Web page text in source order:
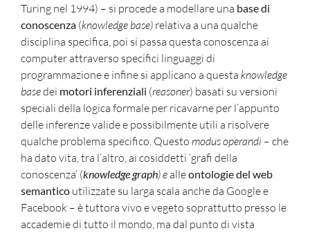
Turing nel 1994) – si procede a modellare una base di
conoscenza(knowledge base) relativa a una qualche
disciplina specifica, poi si passa questa conoscenza ai
computer attraverso specifici linguaggi di
programmazione e infine si applicano a questa knowledge
basedei motori inferenziali (reasoner) basati su versioni
speciali della logica formale per ricavarne per l’appunto
delle inferenze valide e possibilmente utili a risolvere
qualche problema specifico. Questo modus operandi– che
ha dato vita, tra l’altro, ai cosiddetti ‘grafi della
conoscenza’ (knowledge graph) e alleontologie del web
semanticoutilizzate su larga scala anche da Google e
Facebook – è tuttora vivo e vegeto soprattutto presso le
accademie di tutto il mondo, ma dal punto di vista